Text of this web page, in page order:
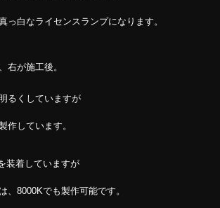
っ白なライセンスランプになります。
右が施工後。
るくしていますが
作しています。
装着していますが
、8000Kでも製作可能です。